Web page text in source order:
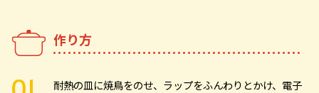
作り方
耐熱の皿に焼鳥をのせ、ラップをふんわりとかけ、電子